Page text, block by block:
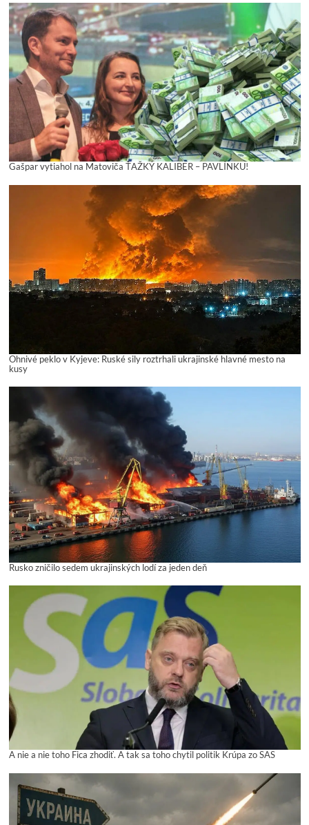
Gašpar vytiahol na Matoviča ŤAŽKÝ KALIBER – PAVLÍNKU!
Ohnivé peklo v Kyjeve: Ruské sily roztrhali ukrajinské hlavné mesto na
kusy
Rusko zničilo sedem ukrajinských lodí za jeden deň
A nie a nie toho Fica zhodiť. A tak sa toho chytil politik Krúpa zo SAS